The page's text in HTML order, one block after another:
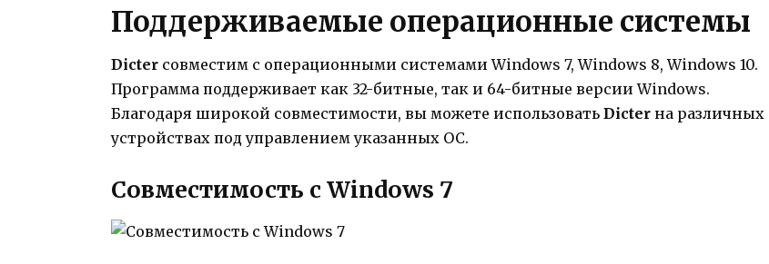
Поддерживаемые операционные системы
Dictеr совместим с операционными системами Windows 7, Windows 8, Windows 10.
Программа поддерживает как 32-битные, так и 64-битные версии Windows.
Благодаря широкой совместимости, вы можете использовать Dicter на различных
устройствах под управлением указанных ОС.
Совместимость с Windows 7